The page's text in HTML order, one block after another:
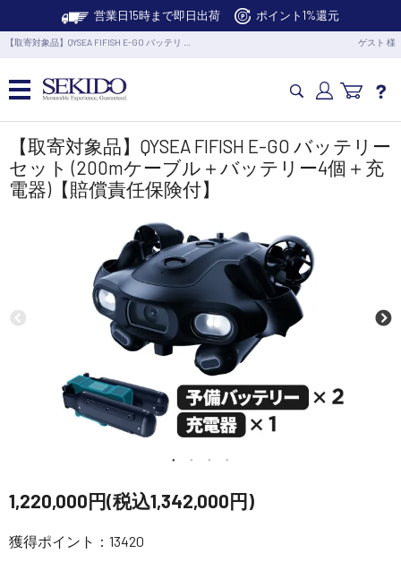
営業日15時まで即日出荷 ポイント1%還元
【取寄対象品】QYSEA FIFISH E-GO バッテリ … ゲスト 様
カメラドローン・生活家電
カメラ・スタビライザー
業務用ドローン・業務関連製品
水中ドローン(ROV)・水中スクーター
講習会･国家資格･WEBセミナー
【取寄対象品】QYSEA FIFISH E-GO バッテリー
セット (200mケーブル＋バッテリー4個＋充
電器)【賠償責任保険付】
1,220,000円(税込1,342,000円)
獲得ポイント：13420